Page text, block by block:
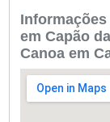
em Capão
Canoa em